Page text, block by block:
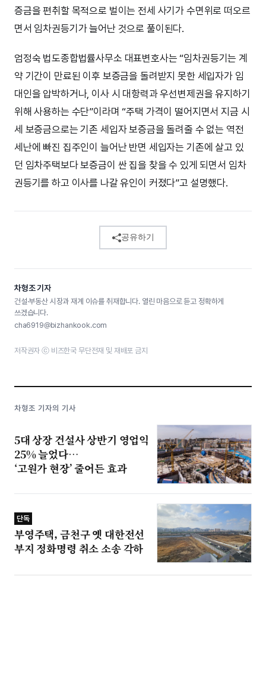
증금을 편취할 목적으로 벌이는 전세 사기가 수면위로 떠오르
면서 임차권등기가 늘어난 것으로 풀이된다.
엄정숙 법도종합법률사무소 대표변호사는 “임차권등기는 계
약 기간이 만료된 이후 보증금을 돌려받지 못한 세입자가 임
대인을 압박하거나, 이사 시 대항력과 우선변제권을 유지하기
위해 사용하는 수단”이라며 “주택 가격이 떨어지면서 지금 시
세 보증금으로는 기존 세입자 보증금을 돌려줄 수 없는 역전
세난에 빠진 집주인이 늘어난 반면 세입자는 기존에 살고 있
던 임차주택보다 보증금이 싼 집을 찾을 수 있게 되면서 임차
권등기를 하고 이사를 나갈 유인이 커졌다”고 설명했다.
공유하기
차형조 기자
건설·부동산 시장과 재계 이슈를 취재합니다. 열린 마음으로 듣고 정확하게
쓰겠습니다.
cha6919@bizhankook.com
저작권자 ⓒ 비즈한국 무단전재 및 재배포 금지
차형조 기자의 기사
5대 상장 건설사 상반기 영업익
25% 늘었다…
‘고원가 현장’ 줄어든 효과
단독
부영주택, 금천구 옛 대한전선
부지 정화명령 취소 소송 각하